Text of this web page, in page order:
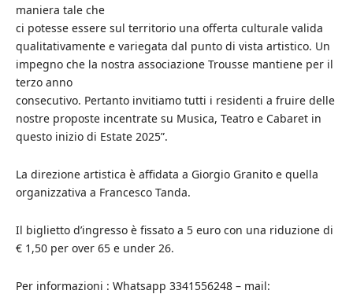
maniera tale che
ci potesse essere sul territorio una offerta culturale valida
qualitativamente e variegata dal punto di vista artistico. Un
impegno che la nostra associazione Trousse mantiene per il
terzo anno
consecutivo. Pertanto invitiamo tutti i residenti a fruire delle
nostre proposte incentrate su Musica, Teatro e Cabaret in
questo inizio di Estate 2025”.
La direzione artistica è affidata a Giorgio Granito e quella
organizzativa a Francesco Tanda.
Il biglietto d’ingresso è fissato a 5 euro con una riduzione di
€ 1,50 per over 65 e under 26.
Per informazioni : Whatsapp 3341556248 – mail: